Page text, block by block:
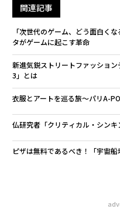
関連記事
「次世代のゲーム、どう面白く
タがゲームに起こす革命
新進気鋭ストリートファッショ
3」とは
衣服とアートを巡る旅〜パリA-
仏研究者「クリティカル・シンキ
ピザは無料であるべき！「宇宙